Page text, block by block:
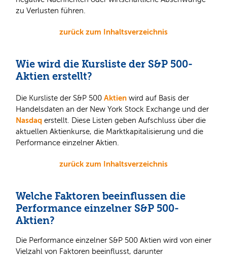
zu Verlusten führen.
zurück zum Inhaltsverzeichnis
Wie wird die Kursliste der S&P 500-
Aktien erstellt?
Die Kursliste der S&P 500 Aktien wird auf Basis der
Handelsdaten an der New York Stock Exchange und der
Nasdaq erstellt. Diese Listen geben Aufschluss über die
aktuellen Aktienkurse, die Marktkapitalisierung und die
Performance einzelner Aktien.
zurück zum Inhaltsverzeichnis
Welche Faktoren beeinflussen die
Performance einzelner S&P 500-
Aktien?
Die Performance einzelner S&P 500 Aktien wird von einer
Vielzahl von Faktoren beeinflusst, darunter